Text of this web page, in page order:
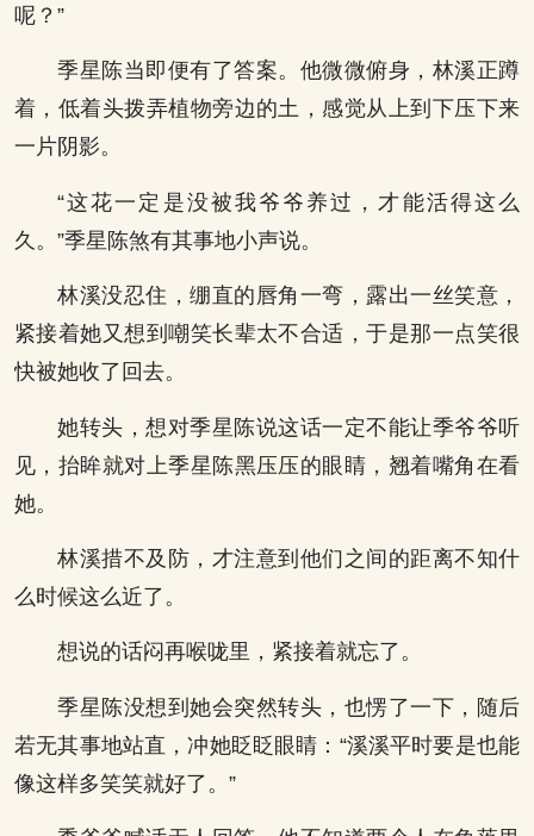
呢？”
季星陈当即便有了答案。他微微俯身，林溪正蹲
着，低着头拨弄植物旁边的土，感觉从上到下压下来
一片阴影。
“这花一定是没被我爷爷养过，才能活得这么
久。”季星陈煞有其事地小声说。
林溪没忍住，绷直的唇角一弯，露出一丝笑意，
紧接着她又想到嘲笑长辈太不合适，于是那一点笑很
快被她收了回去。
她转头，想对季星陈说这话一定不能让季爷爷听
见，抬眸就对上季星陈黑压压的眼睛，翘着嘴角在看
她。
林溪措不及防，才注意到他们之间的距离不知什
么时候这么近了。
想说的话闷再喉咙里，紧接着就忘了。
季星陈没想到她会突然转头，也愣了一下，随后
若无其事地站直，冲她眨眨眼睛：“溪溪平时要是也能
像这样多笑笑就好了。”